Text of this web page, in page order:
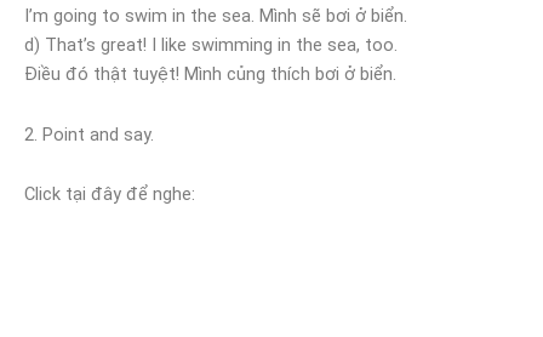
I’m going to swim in the sea. Mình sẽ bơi ở biển.
d) That’s great! I like swimming in the sea, too.
Điều đó thật tuyệt! Mình củng thích bơi ở biển.
2. Point and say.
Click tại đây để nghe: